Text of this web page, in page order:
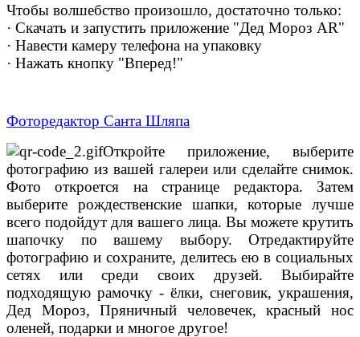
Чтобы волшебство произошло, достаточно только:
· Скачать и запустить приложение "Дед Мороз AR"
· Навести камеру телефона на упаковку
· Нажать кнопку "Вперед!"
Фоторедактор Санта Шляпа
Откройте приложение, выберите
фотографию из вашей галереи или сделайте снимок.
Фото откроется на странице редактора. Затем
выберите рождественские шапки, которые лучше
всего подойдут для вашего лица. Вы можете крутить
шапочку по вашему выбору. Отредактируйте
фотографию и сохраните, делитесь ею в социальных
сетях или среди своих друзей. Выбирайте
подходящую рамочку - ёлки, снеговик, украшения,
Дед Мороз, Пряничный человечек, красный нос
оленей, подарки и многое другое!